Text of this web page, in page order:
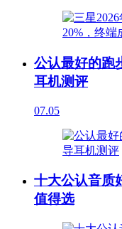
公认最好的跑
耳机测评
07.05
十大公认音质
值得选